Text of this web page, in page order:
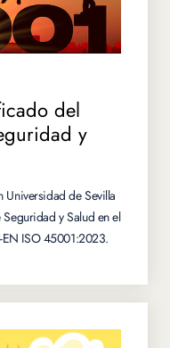
del
y
de Sevilla
y Salud en el
ISO 45001:2023.